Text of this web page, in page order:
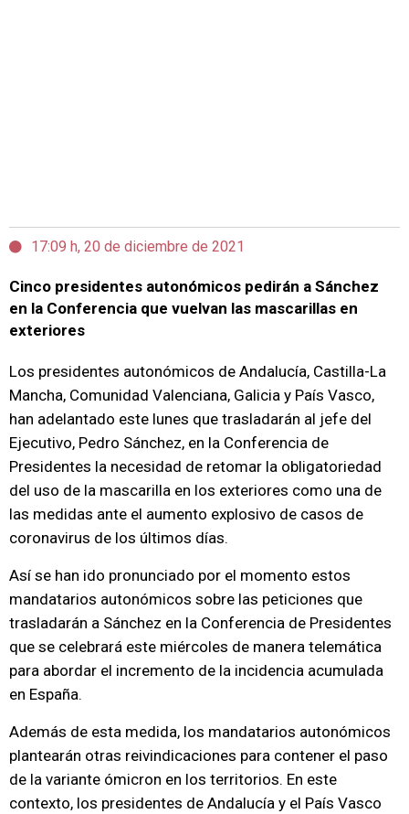
17:09 h, 20 de diciembre de 2021
Cinco presidentes autonómicos pedirán a Sánchez
en la Conferencia que vuelvan las mascarillas en
exteriores
Los presidentes autonómicos de Andalucía, Castilla-La
Mancha, Comunidad Valenciana, Galicia y País Vasco,
han adelantado este lunes que trasladarán al jefe del
Ejecutivo, Pedro Sánchez, en la Conferencia de
Presidentes la necesidad de retomar la obligatoriedad
del uso de la mascarilla en los exteriores como una de
las medidas ante el aumento explosivo de casos de
coronavirus de los últimos días.
Así se han ido pronunciado por el momento estos
mandatarios autonómicos sobre las peticiones que
trasladarán a Sánchez en la Conferencia de Presidentes
que se celebrará este miércoles de manera telemática
para abordar el incremento de la incidencia acumulada
en España.
Además de esta medida, los mandatarios autonómicos
plantearán otras reivindicaciones para contener el paso
de la variante ómicron en los territorios. En este
contexto, los presidentes de Andalucía y el País Vasco